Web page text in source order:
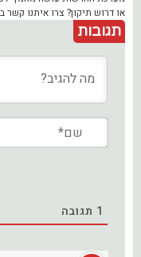
או דרוש תיקון? צרו איתנו קשר
תגובות
1 תגובה